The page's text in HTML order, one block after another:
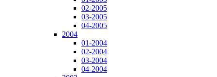
02-2005
03-2005
04-2005
2004
01-2004
02-2004
03-2004
04-2004